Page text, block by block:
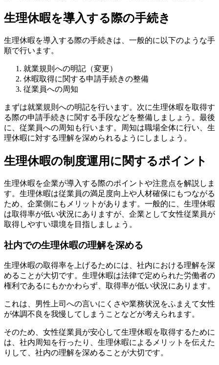
生理休暇を導入する際の手続き
生理休暇を導入する際の手続きは、一般的に以下のような手
順で行います。
就業規則への明記（変更）
休暇取得に関する申請手続きの整備
従業員への周知
まずは就業規則への明記を行います。次に生理休暇を取得す
る際の申請手続きに関する手段などを整備しましょう。最後
に、従業員への周知も行います。周知は職場全体に行い、生
理休暇に対する理解を深められるようにしましょう。
生理休暇の制度運用に関するポイント
生理休暇を企業が導入する際のポイントや注意点を解説しま
す。生理休暇は従業員の満足度向上や人材確保にもつながる
ため、企業側にもメリットがあります。一般的に、生理休暇
は取得率が低い状況にありますが、企業として女性従業員が
取得しやすい環境を目指しましょう。
社内での生理休暇の理解を深める
生理休暇の取得率を上げるためには、社内における理解を深
めることが大切です。生理休暇は法律で定められた労働者の
権利であるにもかかわらず、取得率が低い状況にあります。
これは、男性上司への言いにくさや業務状況をふまえて女性
が体調不良を我慢してしまうことなどが考えられます。
そのため、女性従業員が安心して生理休暇を取得するために
は、社内周知を行ったり、生理休暇によるメリットを伝えた
りして、社内の理解を深めることが大切です。